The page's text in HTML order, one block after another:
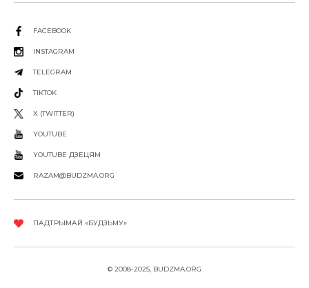
FACEBOOK
INSTAGRAM
TELEGRAM
TIKTOK
X (TWITTER)
YOUTUBE
YOUTUBE ДЗЕЦЯМ
RAZAM@BUDZMA.ORG
ПАДТРЫМАЙ «БУДЗЬМУ»
© 2008-2025, BUDZMA.ORG